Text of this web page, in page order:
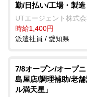
勤/日払い/工場・製造
UTエージェント株式
時給1,400円
派遣社員 / 愛知県
7/8オープン/オープ
島屋店/調理補助/老
ル満天星」